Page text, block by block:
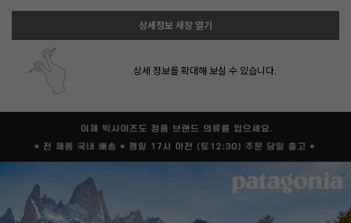
상세정보 새창 열기
상세 정보를 확대해 보실 수 있습니다.